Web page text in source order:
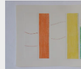
Nachricht